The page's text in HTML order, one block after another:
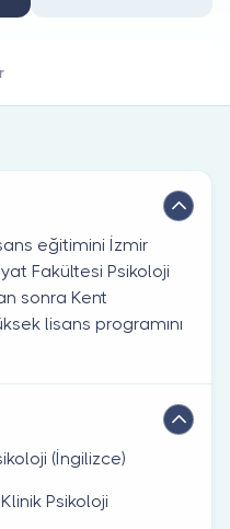
eğitimini İzmir
Fakültesi Psikoloji
sonra Kent
lisans programını
(İngilizce)
Psikoloji